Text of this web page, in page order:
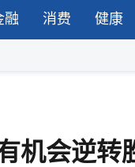
融 消费 健康
机会逆转